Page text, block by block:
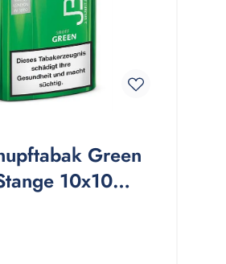
Green
10x10